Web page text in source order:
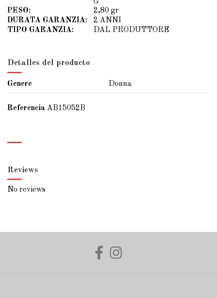
G
PESO:
2,80 gr
DURATA GARANZIA:
2 ANNI
TIPO GARANZIA:
DAL PRODUTTORE
Detalles del producto
Genere Donna
Referencia AB15052B
Reviews
No reviews